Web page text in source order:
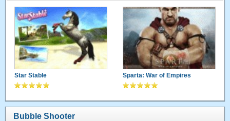
Star Stable Sparta: War of Empires
Bubble Shooter